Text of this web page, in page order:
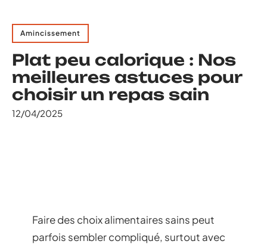
Amincissement
Plat peu calorique : Nos
meilleures astuces pour
choisir un repas sain
12/04/2025
Faire des choix alimentaires sains peut
parfois sembler compliqué, surtout avec